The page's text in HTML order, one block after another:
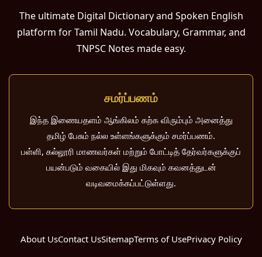
The ultimate Digital Dictionary and Spoken English
platform for Tamil Nadu. Vocabulary, Grammar, and
TNPSC Notes made easy.
சமர்ப்பணம்
இந்த இணையதளம் ஆங்கிலம் கற்க விரும்பும் அனைத்து
தமிழ் பேசும் நல்ல உள்ளங்களுக்கும் சமர்ப்பணம்.
பள்ளி, கல்லூரி மாணவர்கள் மற்றும் போட்டித் தேர்வர்களுக்குப்
பயன்படும் வகையில் இது மிகவும் கவனத்துடன்
வடிவமைக்கப்பட்டுள்ளது.
About UsContact UsSitemapTerms of UsePrivacy Policy